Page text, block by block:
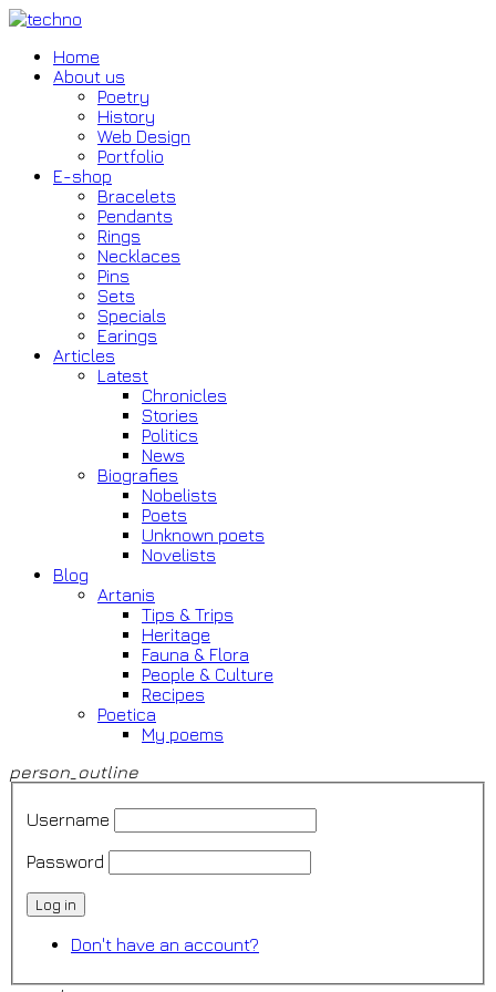
Home
About us
Poetry
History
Web Design
Portfolio
E-shop
Bracelets
Pendants
Rings
Necklaces
Pins
Sets
Specials
Earings
Articles
Latest
Chronicles
Stories
Politics
News
Biografies
Nobelists
Poets
Unknown poets
Novelists
Blog
Artanis
Tips & Trips
Heritage
Fauna & Flora
People & Culture
Recipes
Poetica
My poems
person_outline
Username
Password
Log in
Don't have an account?